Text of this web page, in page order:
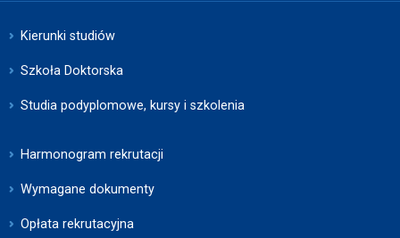
Kierunki studiów
Szkoła Doktorska
Studia podyplomowe, kursy i szkolenia
Harmonogram rekrutacji
Wymagane dokumenty
Opłata rekrutacyjna